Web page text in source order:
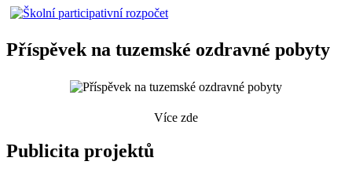
Příspěvek na tuzemské ozdravné pobyty
Více zde
Publicita projektů